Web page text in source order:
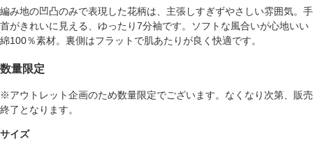
編み地の凹凸のみで表現した花柄は、主張しすぎずやさしい雰囲気。手
首がきれいに見える、ゆったり7分袖です。ソフトな風合いが心地いい
綿100％素材。裏側はフラットで肌あたりが良く快適です。
数量限定
※アウトレット企画のため数量限定でございます。なくなり次第、販売
終了となります。
サイズ